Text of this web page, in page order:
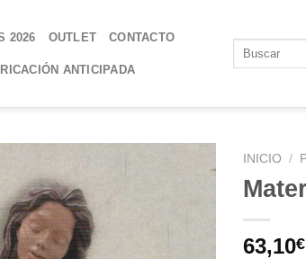
2026 OUTLET CONTACTO
ANTICIPADA
AÑADIR
INICIO /
63,10€